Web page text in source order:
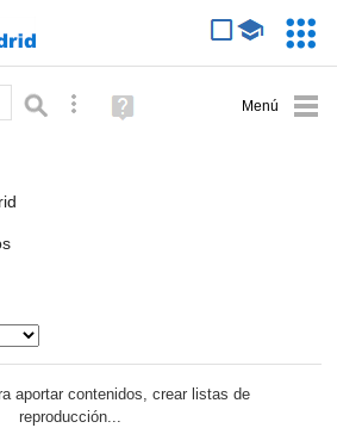
Búsqueda avanzada
Ayuda
(en
aportar contenidos, crear listas de
reproducción...